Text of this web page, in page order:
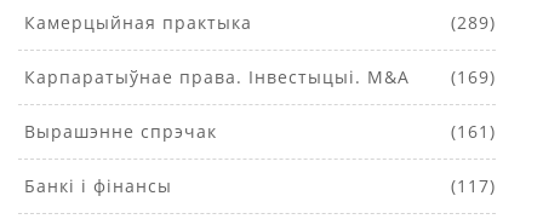
Камерцыйная практыка (289)
Карпаратыўнае права. Інвестыцыі. M&A (169)
Вырашэнне спрэчак (161)
Банкі і фінансы (117)